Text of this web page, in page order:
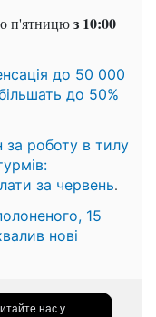
п'ятницюз 10:00
до 50 000
до 50%
за роботу в тилу
за червень.
15
нові
нас у